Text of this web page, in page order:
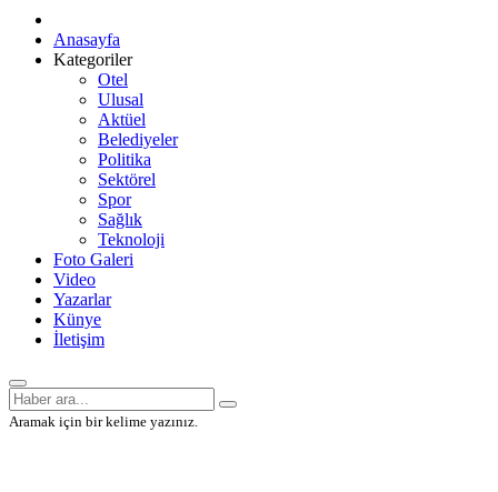
Anasayfa
Kategoriler
Otel
Ulusal
Aktüel
Belediyeler
Politika
Sektörel
Spor
Sağlık
Teknoloji
Foto Galeri
Video
Yazarlar
Künye
İletişim
Aramak için bir kelime yazınız.